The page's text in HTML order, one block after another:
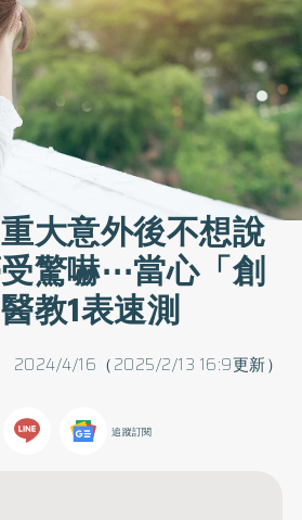
大意外後不想說
驚嚇⋯當心「創
教1表速測
2024/4/16（2025/2/13 16:9更新）
追蹤訂閱